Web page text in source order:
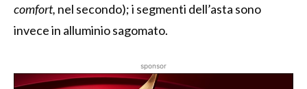
comfort, nel secondo); i segmenti dell’asta sono
invece in alluminio sagomato.
sponsor